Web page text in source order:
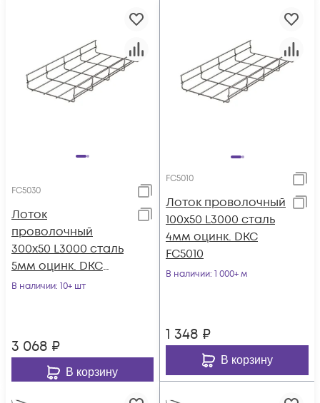
FC5030
Лоток
проволочный
300х50 L3000 сталь
5мм оцинк. DKC
FC5030
В наличии: 10+ шт
3 068 ₽
В корзину
FC5010
Лоток проволочный
100х50 L3000 сталь
4мм оцинк. DKC
FC5010
В наличии: 1 000+ м
1 348 ₽
В корзину